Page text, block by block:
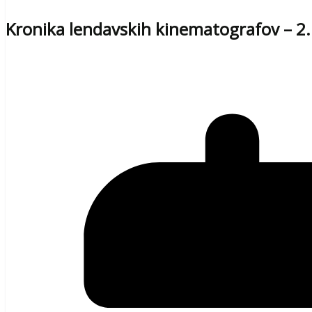
Kronika lendavskih kinematografov –